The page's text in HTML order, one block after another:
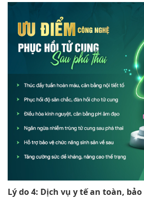
Lý do 4: Dịch vụ y tế an toàn,